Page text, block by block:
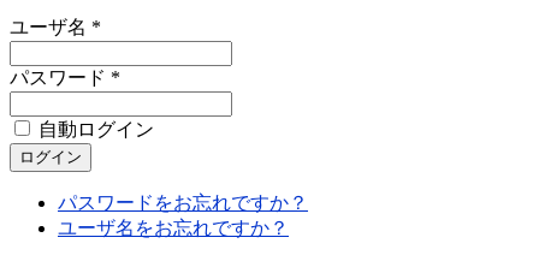
ユーザ名 *
パスワード *
自動ログイン
パスワードをお忘れですか？
ユーザ名をお忘れですか？